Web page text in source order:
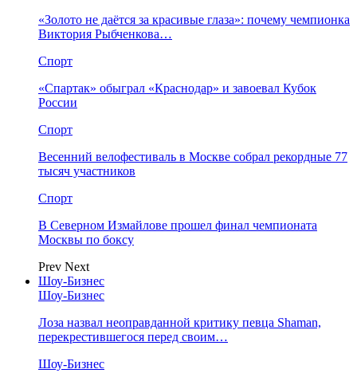
«Золото не даётся за красивые глаза»: почему чемпионка
Виктория Рыбченкова…
Спорт
«Спартак» обыграл «Краснодар» и завоевал Кубок
России
Спорт
Весенний велофестиваль в Москве собрал рекордные 77
тысяч участников
Спорт
В Северном Измайлове прошел финал чемпионата
Москвы по боксу
Prev Next
Шоу-Бизнес
Шоу-Бизнес
Лоза назвал неоправданной критику певца Shaman,
перекрестившегося перед своим…
Шоу-Бизнес